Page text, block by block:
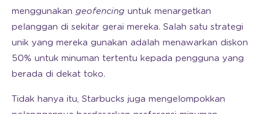
menggunakan geofencing untuk menargetkan
pelanggan di sekitar gerai mereka. Salah satu strategi
unik yang mereka gunakan adalah menawarkan diskon
50% untuk minuman tertentu kepada pengguna yang
berada di dekat toko.
Tidak hanya itu, Starbucks juga mengelompokkan